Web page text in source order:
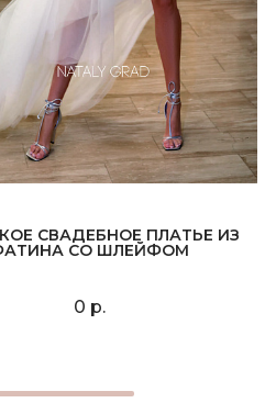
СВАДЕБНОЕ ПЛАТЬЕ ИЗ
СО ШЛЕЙФОМ
0 р.